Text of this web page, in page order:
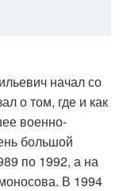
начал со
о том, где и как
военно-
большой
по 1992, а на
В 1994